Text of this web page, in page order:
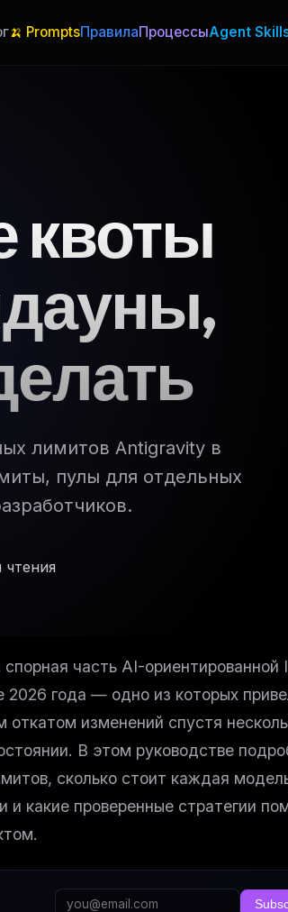
🍌 PromptsПравилаПроцессыAgent
квоты
лимитов Antigravity в
пулы для отдельных
чтения
часть AI-ориентированной
2026 года — одно из которых
изменений спустя
В этом руководстве
сколько стоит каждая
какие проверенные стратегии